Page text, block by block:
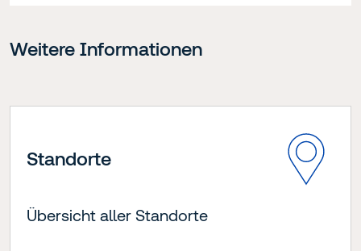
Weitere Informationen
Standorte
Übersicht aller Standorte